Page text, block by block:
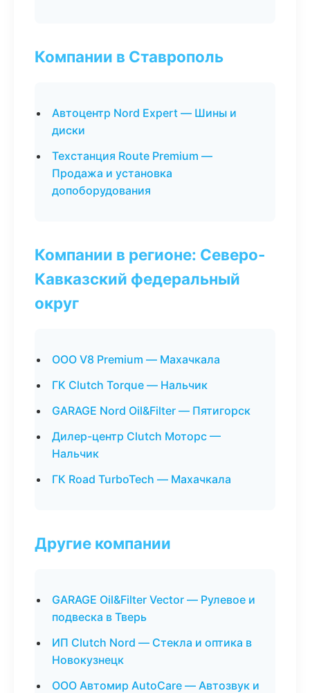
Компании в Ставрополь
Автоцентр Nord Expert — Шины и
диски
Техстанция Route Premium —
Продажа и установка
допоборудования
Компании в регионе: Северо-
Кавказский федеральный
округ
ООО V8 Premium — Махачкала
ГК Clutch Torque — Нальчик
GARAGE Nord Oil&Filter — Пятигорск
Дилер-центр Clutch Моторс —
Нальчик
ГК Road TurboTech — Махачкала
Другие компании
GARAGE Oil&Filter Vector — Рулевое и
подвеска в Тверь
ИП Clutch Nord — Стекла и оптика в
Новокузнецк
ООО Автомир AutoCare — Автозвук и